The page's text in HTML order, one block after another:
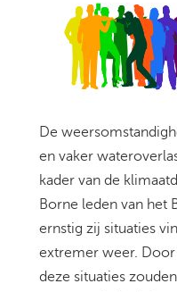
De
en vaker
kader van de
Borne leden van het
ernstig zij situaties
extremer weer.
deze situaties